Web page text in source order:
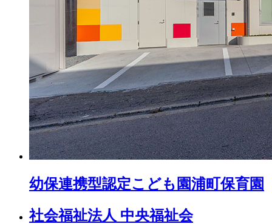
幼保連携型認定こども園浦町保育園
社会福祉法人 中央福祉会